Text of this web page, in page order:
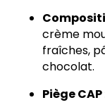
crème
fraîches,
chocolat.
Piège CAP